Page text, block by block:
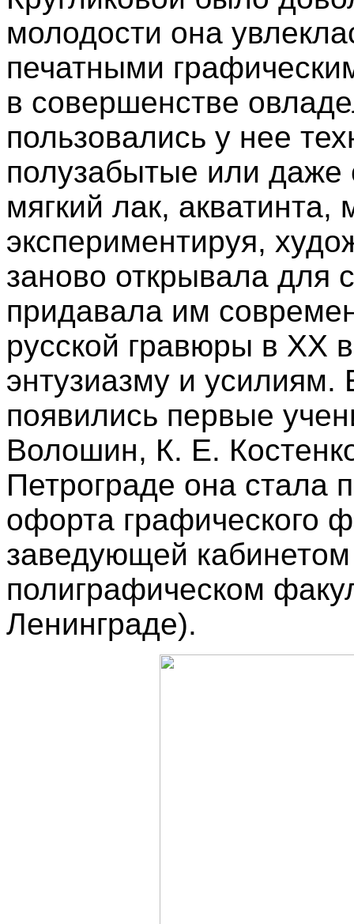
молодости она
печатными
в совершенстве
пользовались у нее
полузабытые или даже
мягкий лак,
экспериментируя,
заново открывала для
придавала им
русской гравюры в XX
энтузиазму и
появились первые
Волошин, К. Е.
Петрограде она
офорта графического
заведующей
полиграфическом
Ленинграде).